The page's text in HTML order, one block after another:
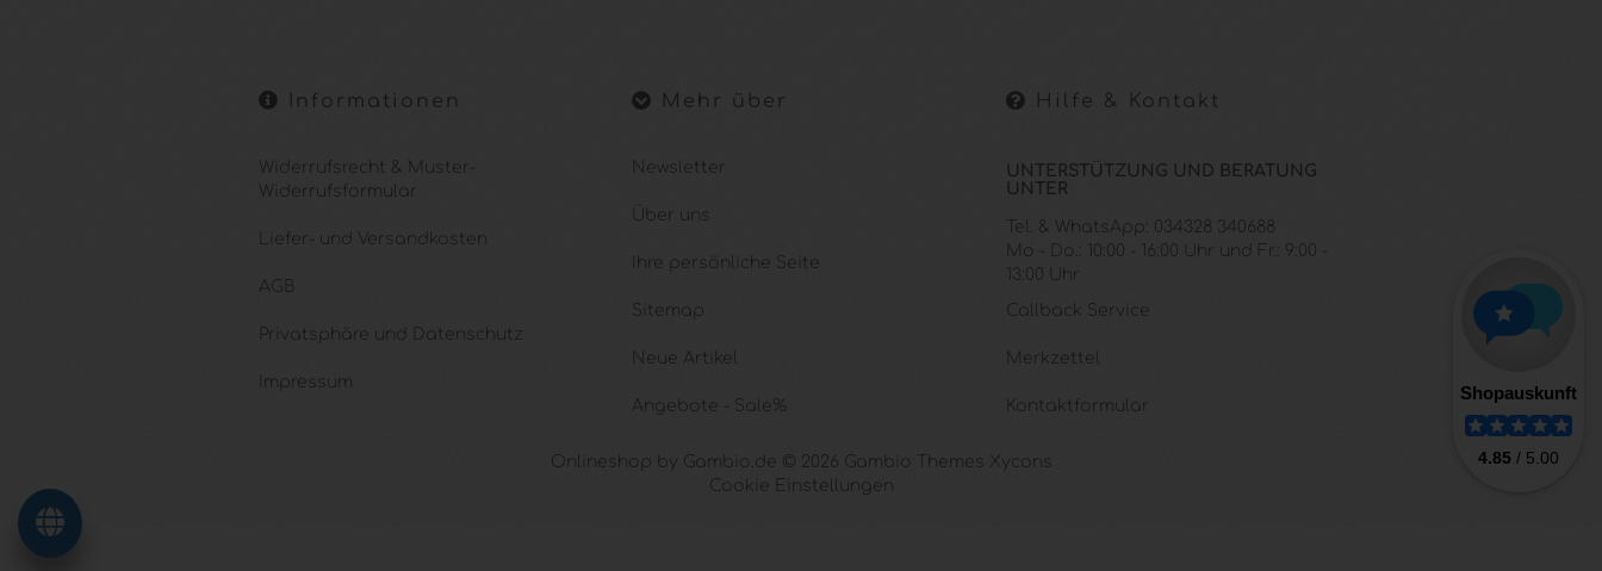
Informationen
Widerrufsrecht & Muster-
Widerrufsformular
Liefer- und Versandkosten
AGB
Privatsphäre und Datenschutz
Impressum
Mehr über
Newsletter
Über uns
Ihre persönliche Seite
Sitemap
Neue Artikel
Angebote - Sale%
Hilfe & Kontakt
UNTERSTÜTZUNG UND BERATUNG
UNTER
Tel. & WhatsApp: 034328 340688
Mo - Do.: 10:00 - 16:00 Uhr und Fr.: 9:00 -
13:00 Uhr
Callback Service
Merkzettel
Kontaktformular
Onlineshop by Gambio.de © 2026 Gambio Themes Xycons
Cookie Einstellungen